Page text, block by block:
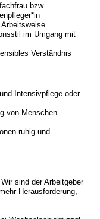
bzw.
im Umgang mit
Verständnis
Intensivpflege oder
von Menschen
ruhig und
sind der Arbeitgeber
Herausforderung,